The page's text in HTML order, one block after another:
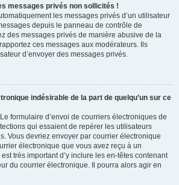
messages privés non sollicités !
les messages privés d’un utilisateur
depuis le panneau de contrôle de
des messages privés de manière abusive de la
ces messages aux modérateurs. Ils
d’envoyer des messages privés.
indésirable de la part de quelqu’un sur ce
formulaire d’envoi de courriers électroniques de
qui essaient de repérer les utilisateurs
Vous devriez envoyer par courrier électronique
électronique que vous avez reçu à un
très important d’y inclure les en-têtes contenant
du courrier électronique. Il pourra alors agir en